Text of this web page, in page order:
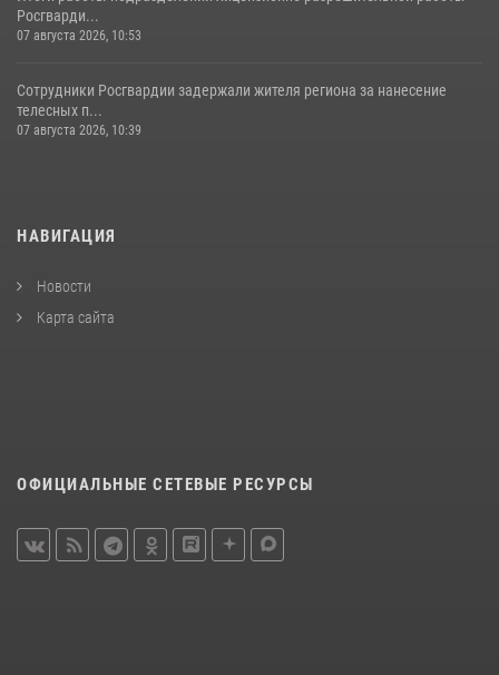
Росгварди...
07 августа 2026, 10:53
Сотрудники Росгвардии задержали жителя региона за нанесение
телесных п...
07 августа 2026, 10:39
НАВИГАЦИЯ
Новости
Карта сайта
ОФИЦИАЛЬНЫЕ СЕТЕВЫЕ РЕСУРСЫ